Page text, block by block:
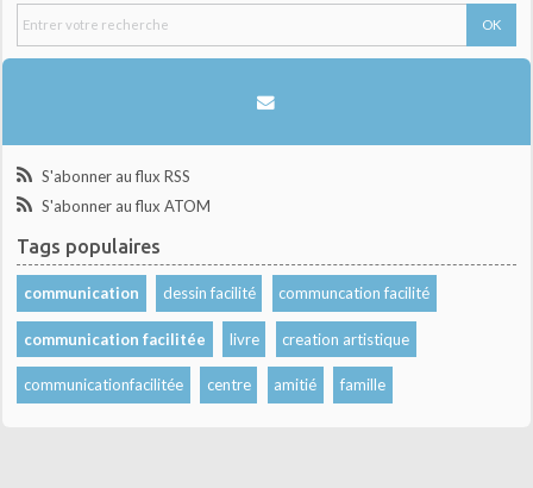
S'abonner au flux RSS
S'abonner au flux ATOM
Tags populaires
communication dessin facilité communcation facilité
communication facilitée livre creation artistique
communicationfacilitée centre amitié famille